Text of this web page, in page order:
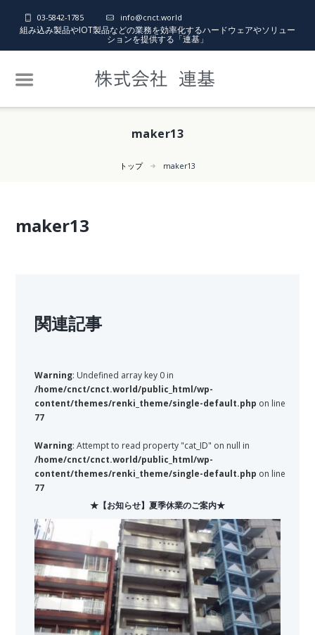
03-5842-1785 info@cnct.world
組み込み製品やIOT製品などの業務を効率化するハードウェアやソリュー
ションを提供する「連基」
maker13
トップ maker13
maker13
関連記事
Warning: Undefined array key 0 in
/home/cnct/cnct.world/public_html/wp-
content/themes/renki_theme/single-default.php on line
77
Warning: Attempt to read property "cat_ID" on null in
/home/cnct/cnct.world/public_html/wp-
content/themes/renki_theme/single-default.php on line
77
★【お知らせ】夏季休業のご案内★